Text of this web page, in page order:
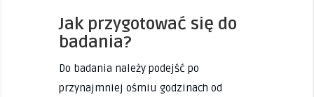
Jak przygotować się do
badania?
Do badania należy podejść po
przynajmniej ośmiu godzinach od